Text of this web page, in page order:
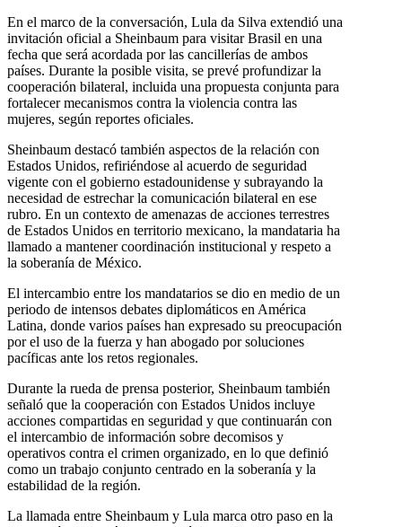
En el marco de la conversación, Lula da Silva extendió una
invitación oficial a Sheinbaum para visitar Brasil en una
fecha que será acordada por las cancillerías de ambos
países. Durante la posible visita, se prevé profundizar la
cooperación bilateral, incluida una propuesta conjunta para
fortalecer mecanismos contra la violencia contra las
mujeres, según reportes oficiales.
Sheinbaum destacó también aspectos de la relación con
Estados Unidos, refiriéndose al acuerdo de seguridad
vigente con el gobierno estadounidense y subrayando la
necesidad de estrechar la comunicación bilateral en ese
rubro. En un contexto de amenazas de acciones terrestres
de Estados Unidos en territorio mexicano, la mandataria ha
llamado a mantener coordinación institucional y respeto a
la soberanía de México.
El intercambio entre los mandatarios se dio en medio de un
periodo de intensos debates diplomáticos en América
Latina, donde varios países han expresado su preocupación
por el uso de la fuerza y han abogado por soluciones
pacíficas ante los retos regionales.
Durante la rueda de prensa posterior, Sheinbaum también
señaló que la cooperación con Estados Unidos incluye
acciones compartidas en seguridad y que continuarán con
el intercambio de información sobre decomisos y
operativos contra el crimen organizado, en lo que definió
como un trabajo conjunto centrado en la soberanía y la
estabilidad de la región.
La llamada entre Sheinbaum y Lula marca otro paso en la